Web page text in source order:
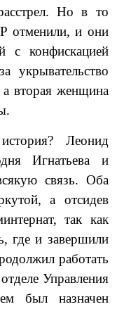
Но в то
отменили, и они
с конфискацией
укрывательство
а вторая женщина
Леонид
Игнатьева и
связь. Оба
а отсидев
так как
где и завершили
работать
Управления
был назначен